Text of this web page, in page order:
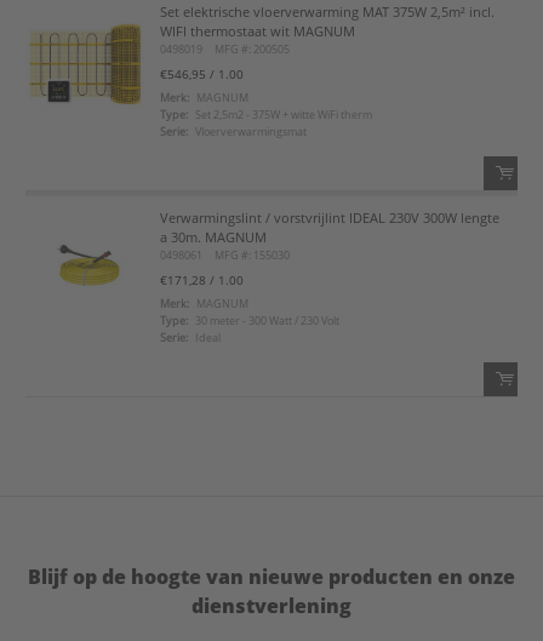
Voeg toe aan favorietenlijst
Set elektrische vloerverwarming MAT 375W 2,5m² incl.
WIFI thermostaat wit MAGNUM
0498019 MFG #: 200505
€546,95 / 1.00
Merk:
MAGNUM
Type:
Set 2,5m2 - 375W + witte WiFi therm
Serie: Vloerverwarmingsmat
Voeg toe aan favorietenlijst
Verwarmingslint / vorstvrijlint IDEAL 230V 300W lengte
a 30m. MAGNUM
0498061 MFG #: 155030
€171,28 / 1.00
Merk:
MAGNUM
Type:
30 meter - 300 Watt / 230 Volt
Serie:
Ideal
Blijf op de hoogte van nieuwe producten en onze
dienstverlening